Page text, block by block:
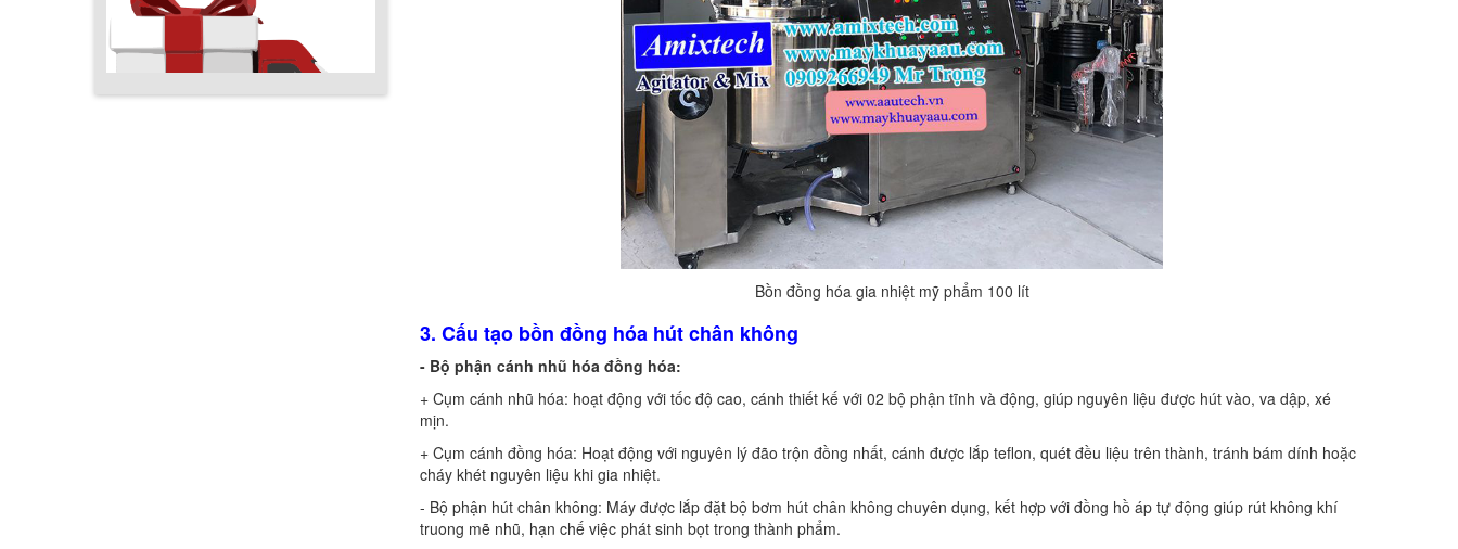
Bồn đồng hóa gia nhiệt mỹ phẩm 100 lít
3. Cấu tạo bồn đồng hóa hút chân không
- Bộ phận cánh nhũ hóa đồng hóa:
+ Cụm cánh nhũ hóa: hoạt động với tốc độ cao, cánh thiết kế với 02 bộ phận tĩnh và động, giúp nguyên liệu được hút vào, va dập, xé
mịn.
+ Cụm cánh đồng hóa: Hoạt động với nguyên lý đão trộn đồng nhất, cánh được lắp teflon, quét đều liệu trên thành, tránh bám dính hoặc
cháy khét nguyên liệu khi gia nhiệt.
- Bộ phận hút chân không: Máy được lắp đặt bộ bơm hút chân không chuyên dụng, kết hợp với đồng hồ áp tự động giúp rút không khí
truong mẽ nhũ, hạn chế việc phát sinh bọt trong thành phẩm.